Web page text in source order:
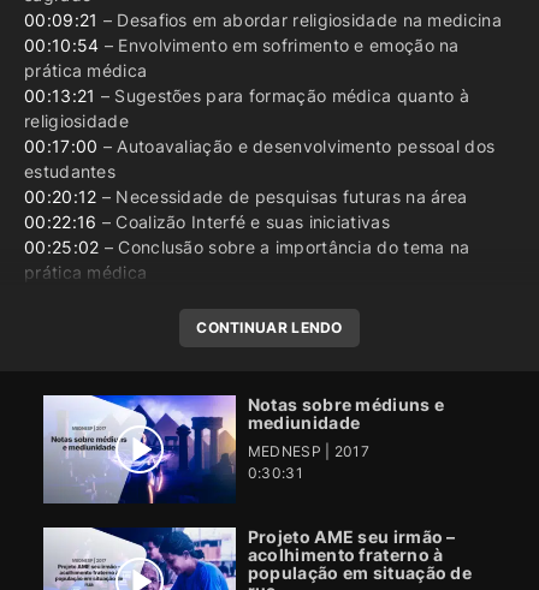
00:09:21 – Desafios em abordar religiosidade na medicina
00:10:54 – Envolvimento em sofrimento e emoção na
prática médica
00:13:21 – Sugestões para formação médica quanto à
religiosidade
00:17:00 – Autoavaliação e desenvolvimento pessoal dos
estudantes
00:20:12 – Necessidade de pesquisas futuras na área
00:22:16 – Coalizão Interfé e suas iniciativas
00:25:02 – Conclusão sobre a importância do tema na
prática médica
CONTINUAR LENDO
Notas sobre médiuns e
mediunidade
MEDNESP | 2017
0:30:31
Projeto AME seu irmão –
acolhimento fraterno à
população em situação de